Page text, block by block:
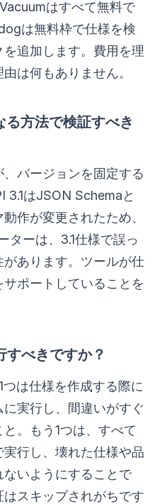
はすべて無料で
は無料枠で仕様を検
追加します。費用を理
は何もありません。
る方法で検証すべき
バージョンを固定する
3.1はJSON Schemaと
作が変更されたため、
ターは、3.1仕様で誤っ
あります。ツールが仕
ポートしていることを
すべきですか？
は仕様を作成する際に
実行し、間違いがすぐ
。もう1つは、すべて
行し、壊れた仕様や品
いようにすることで
スキップされがちです